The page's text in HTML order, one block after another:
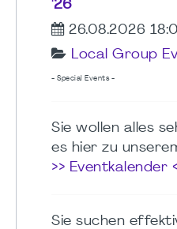
'26
26.08.2026
Local Group
- Special Events -
Sie wollen alles
es hier zu
>> Eventkalender
Sie suchen